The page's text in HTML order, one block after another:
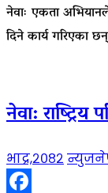
नेवाः एकता अभियानले
दिने कार्य गरिएका
नेवा:
भाद्र,२०८२